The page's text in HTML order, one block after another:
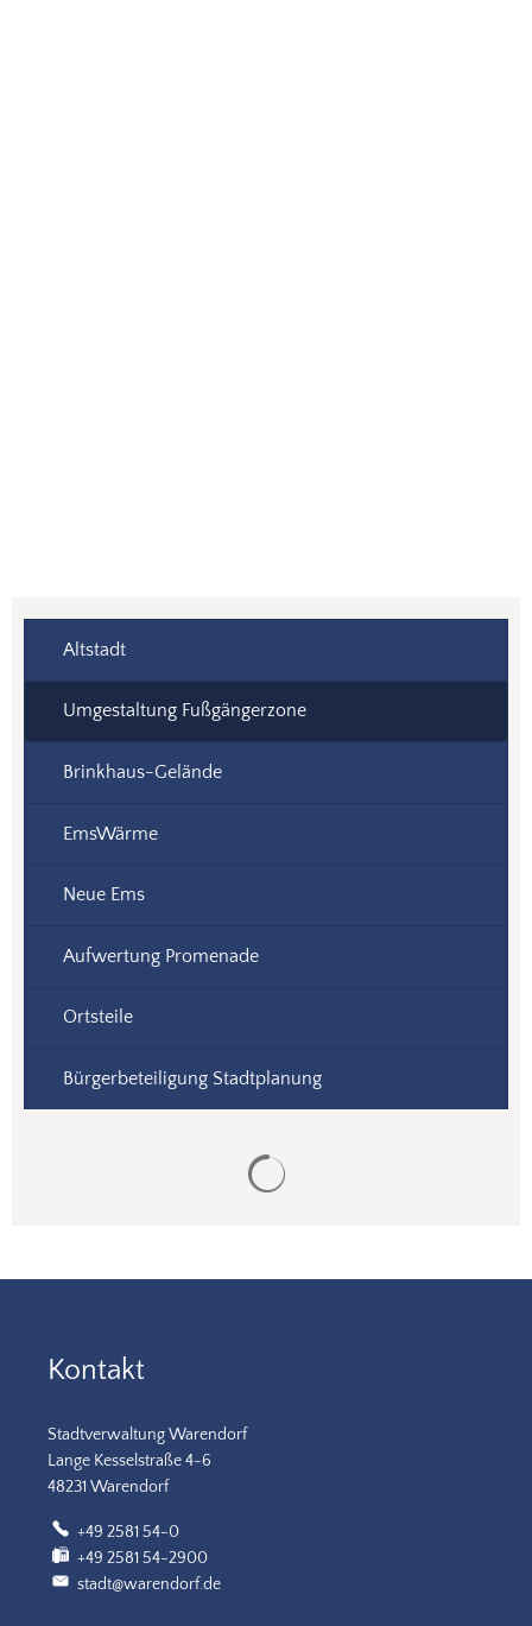
Altstadt
Umgestaltung Fußgängerzone
Brinkhaus-Gelände
EmsWärme
Neue Ems
Aufwertung Promenade
Ortsteile
Bürgerbeteiligung Stadtplanung
Kontakt
Stadtverwaltung Warendorf
Lange Kesselstraße 4-6
48231 Warendorf
+49 2581 54-0
+49 2581 54-2900
stadt@warendorf.de